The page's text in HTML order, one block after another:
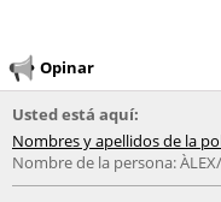
Opinar
Usted está aquí:
Nombres y apellidos de la
Nombre de la persona: